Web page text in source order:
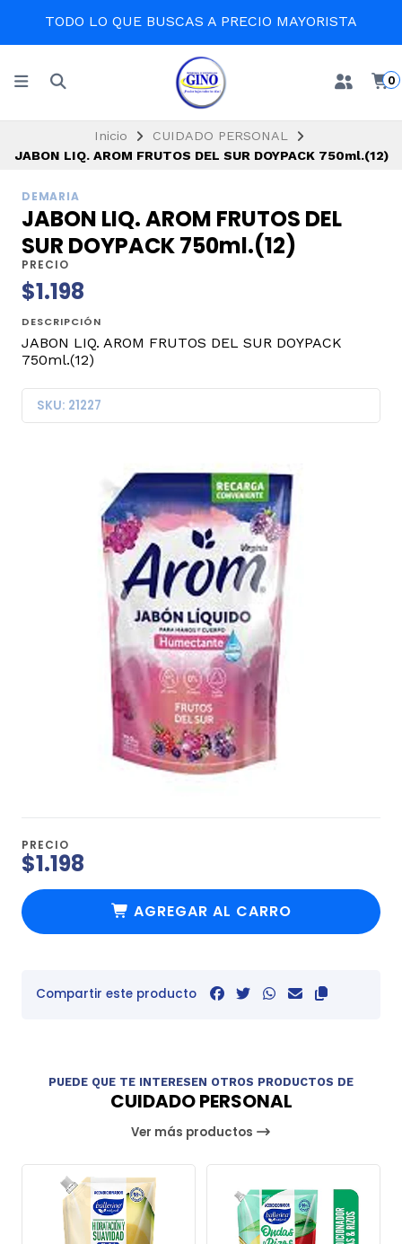
TODO LO QUE BUSCAS A PRECIO MAYORISTA
0
Inicio
CUIDADO PERSONAL
JABON LIQ. AROM FRUTOS DEL SUR DOYPACK 750ml.(12)
DEMARIA
JABON LIQ. AROM FRUTOS DEL
SUR DOYPACK 750ml.(12)
PRECIO
$1.198
DESCRIPCIÓN
JABON LIQ. AROM FRUTOS DEL SUR DOYPACK
750ml.(12)
SKU: 21227
PRECIO
$1.198
AGREGAR AL CARRO
Compartir este producto
PUEDE QUE TE INTERESEN OTROS PRODUCTOS DE
CUIDADO PERSONAL
Ver más productos